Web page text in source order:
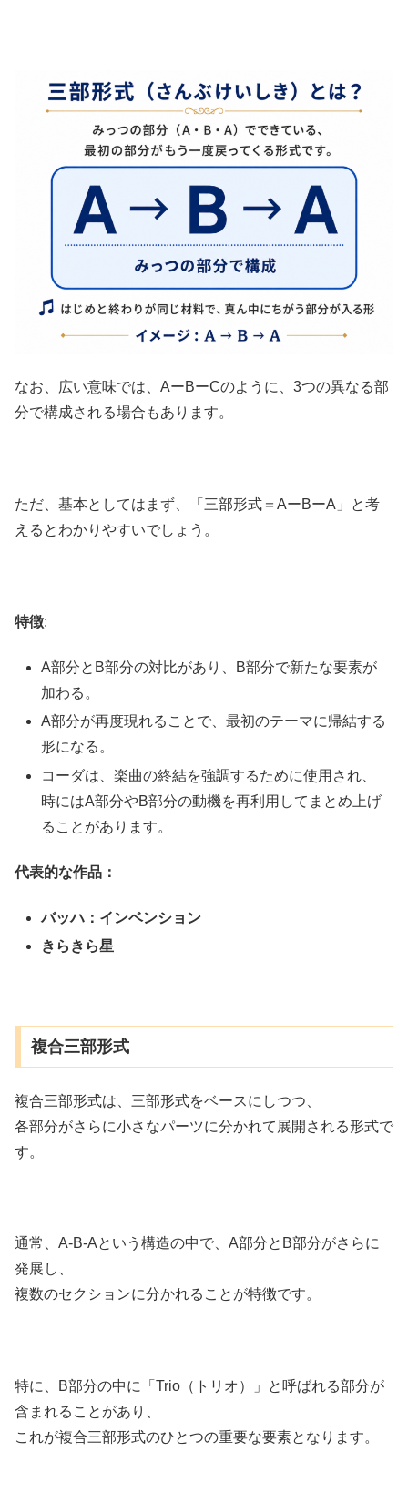
なお、広い意味では、AーBーCのように、3つの異なる部
分で構成される場合もあります。
ただ、基本としてはまず、「三部形式＝AーBーA」と考
えるとわかりやすいでしょう。
特徴:
A部分とB部分の対比があり、B部分で新たな要素が
加わる。
A部分が再度現れることで、最初のテーマに帰結する
形になる。
コーダは、楽曲の終結を強調するために使用され、
時にはA部分やB部分の動機を再利用してまとめ上げ
ることがあります。
代表的な作品：
バッハ：インベンション
きらきら星
複合三部形式
複合三部形式は、三部形式をベースにしつつ、
各部分がさらに小さなパーツに分かれて展開される形式で
す。
通常、A-B-Aという構造の中で、A部分とB部分がさらに
発展し、
複数のセクションに分かれることが特徴です。
特に、B部分の中に「Trio（トリオ）」と呼ばれる部分が
含まれることがあり、
これが複合三部形式のひとつの重要な要素となります。